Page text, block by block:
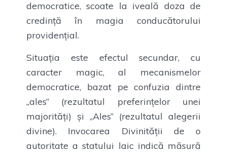
democratice, scoate la iveală doza de
credință în magia conducătorului
providențial.
Situația este efectul secundar, cu
caracter magic, al mecanismelor
democratice, bazat pe confuzia dintre
„ales” (rezultatul preferințelor unei
majorități) și „Ales” (rezultatul alegerii
divine). Invocarea Divinității de o
autoritate a statului laic indică măsură